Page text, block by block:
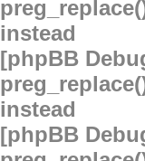
instead
[phpBB
instead
[phpBB